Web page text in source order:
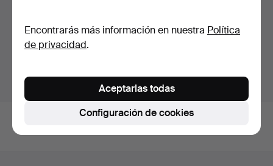
Estás viendo únicamente los lotes en Suecia.
Disponemos de un servicio de envío con tarifas planas
Mostrar lotes fuera de Suecia
Encontrarás más información en nuestra Política
de privacidad.
Configuración de cookies
Aceptarlas todas